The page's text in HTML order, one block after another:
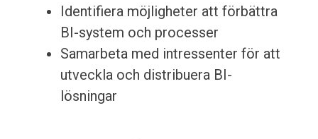
Identifiera möjligheter att förbättra
BI-system och processer
Samarbeta med intressenter för att
utveckla och distribuera BI-
lösningar